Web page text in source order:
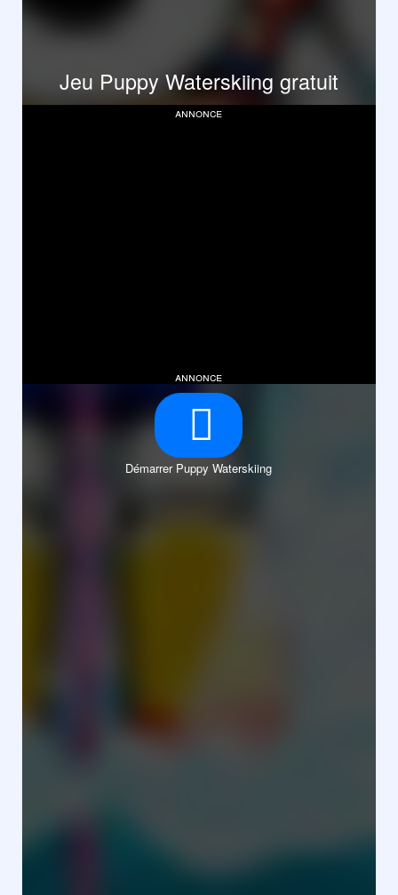
Jeu Puppy Waterskiing gratuit
annonce
annonce
Démarrer Puppy Waterskiing